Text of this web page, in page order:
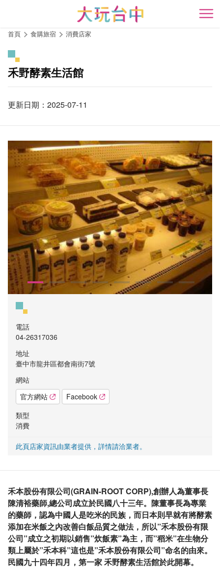
開
首頁 食購旅宿 消費店家
禾野酵素生活館
更新日期：2025-07-11
電話
04-26317036
地址
臺中市龍井區都會南街7號
網站
官方網站
Facebook
類型
消費
此頁店家資訊由業者提供，詳情請洽業者。
禾本股份有限公司(GRAIN-ROOT CORP),創辦人為董事長
陳清裕藥師,總公司成立於民國八十三年。陳董事長為專業
的藥師，認為中國人是吃米的民族，而日本則早就有將酵素
添加在米飯之內改善白飯品質之做法，所以”禾本股份有限
公司”成立之初期以銷售”炊飯素”為主，而”稻米”在生物分
類上屬於”禾本科”這也是”禾本股份有限公司”命名的由來。
民國九十四年四月，第一家 禾野酵素生活館於此開幕。